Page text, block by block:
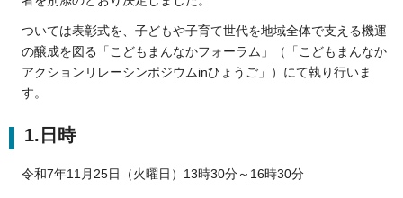
ついては表彰式を、子どもや子育て世代を地域全体で支える機運
の醸成を図る「こどもまんなかフォーラム」（「こどもまんなか
アクションリレーシンポジウムinひょうご」）にて執り行いま
す。
1.日時
令和7年11月25日（火曜日）13時30分～16時30分